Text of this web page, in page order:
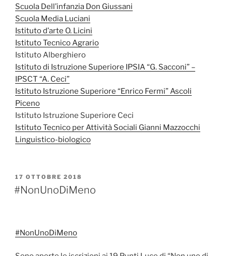
Scuola Dell’infanzia Don Giussani
Scuola Media Luciani
Istituto d’arte O. Licini
Istituto Tecnico Agrario
Istituto Alberghiero
Istituto di Istruzione Superiore IPSIA “G. Sacconi” –
IPSCT “A. Ceci”
Istituto Istruzione Superiore “Enrico Fermi” Ascoli
Piceno
Istituto Istruzione Superiore Ceci
Istituto Tecnico per Attività Sociali Gianni Mazzocchi
Linguistico-biologico
PUBBLICATO
IL
17 OTTOBRE 2018
#NonUnoDiMeno
#NonUnoDiMeno